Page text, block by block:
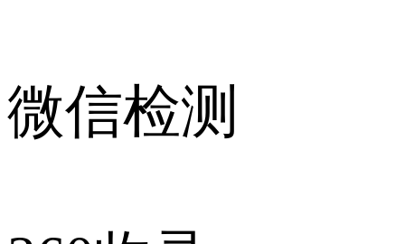
微信检测